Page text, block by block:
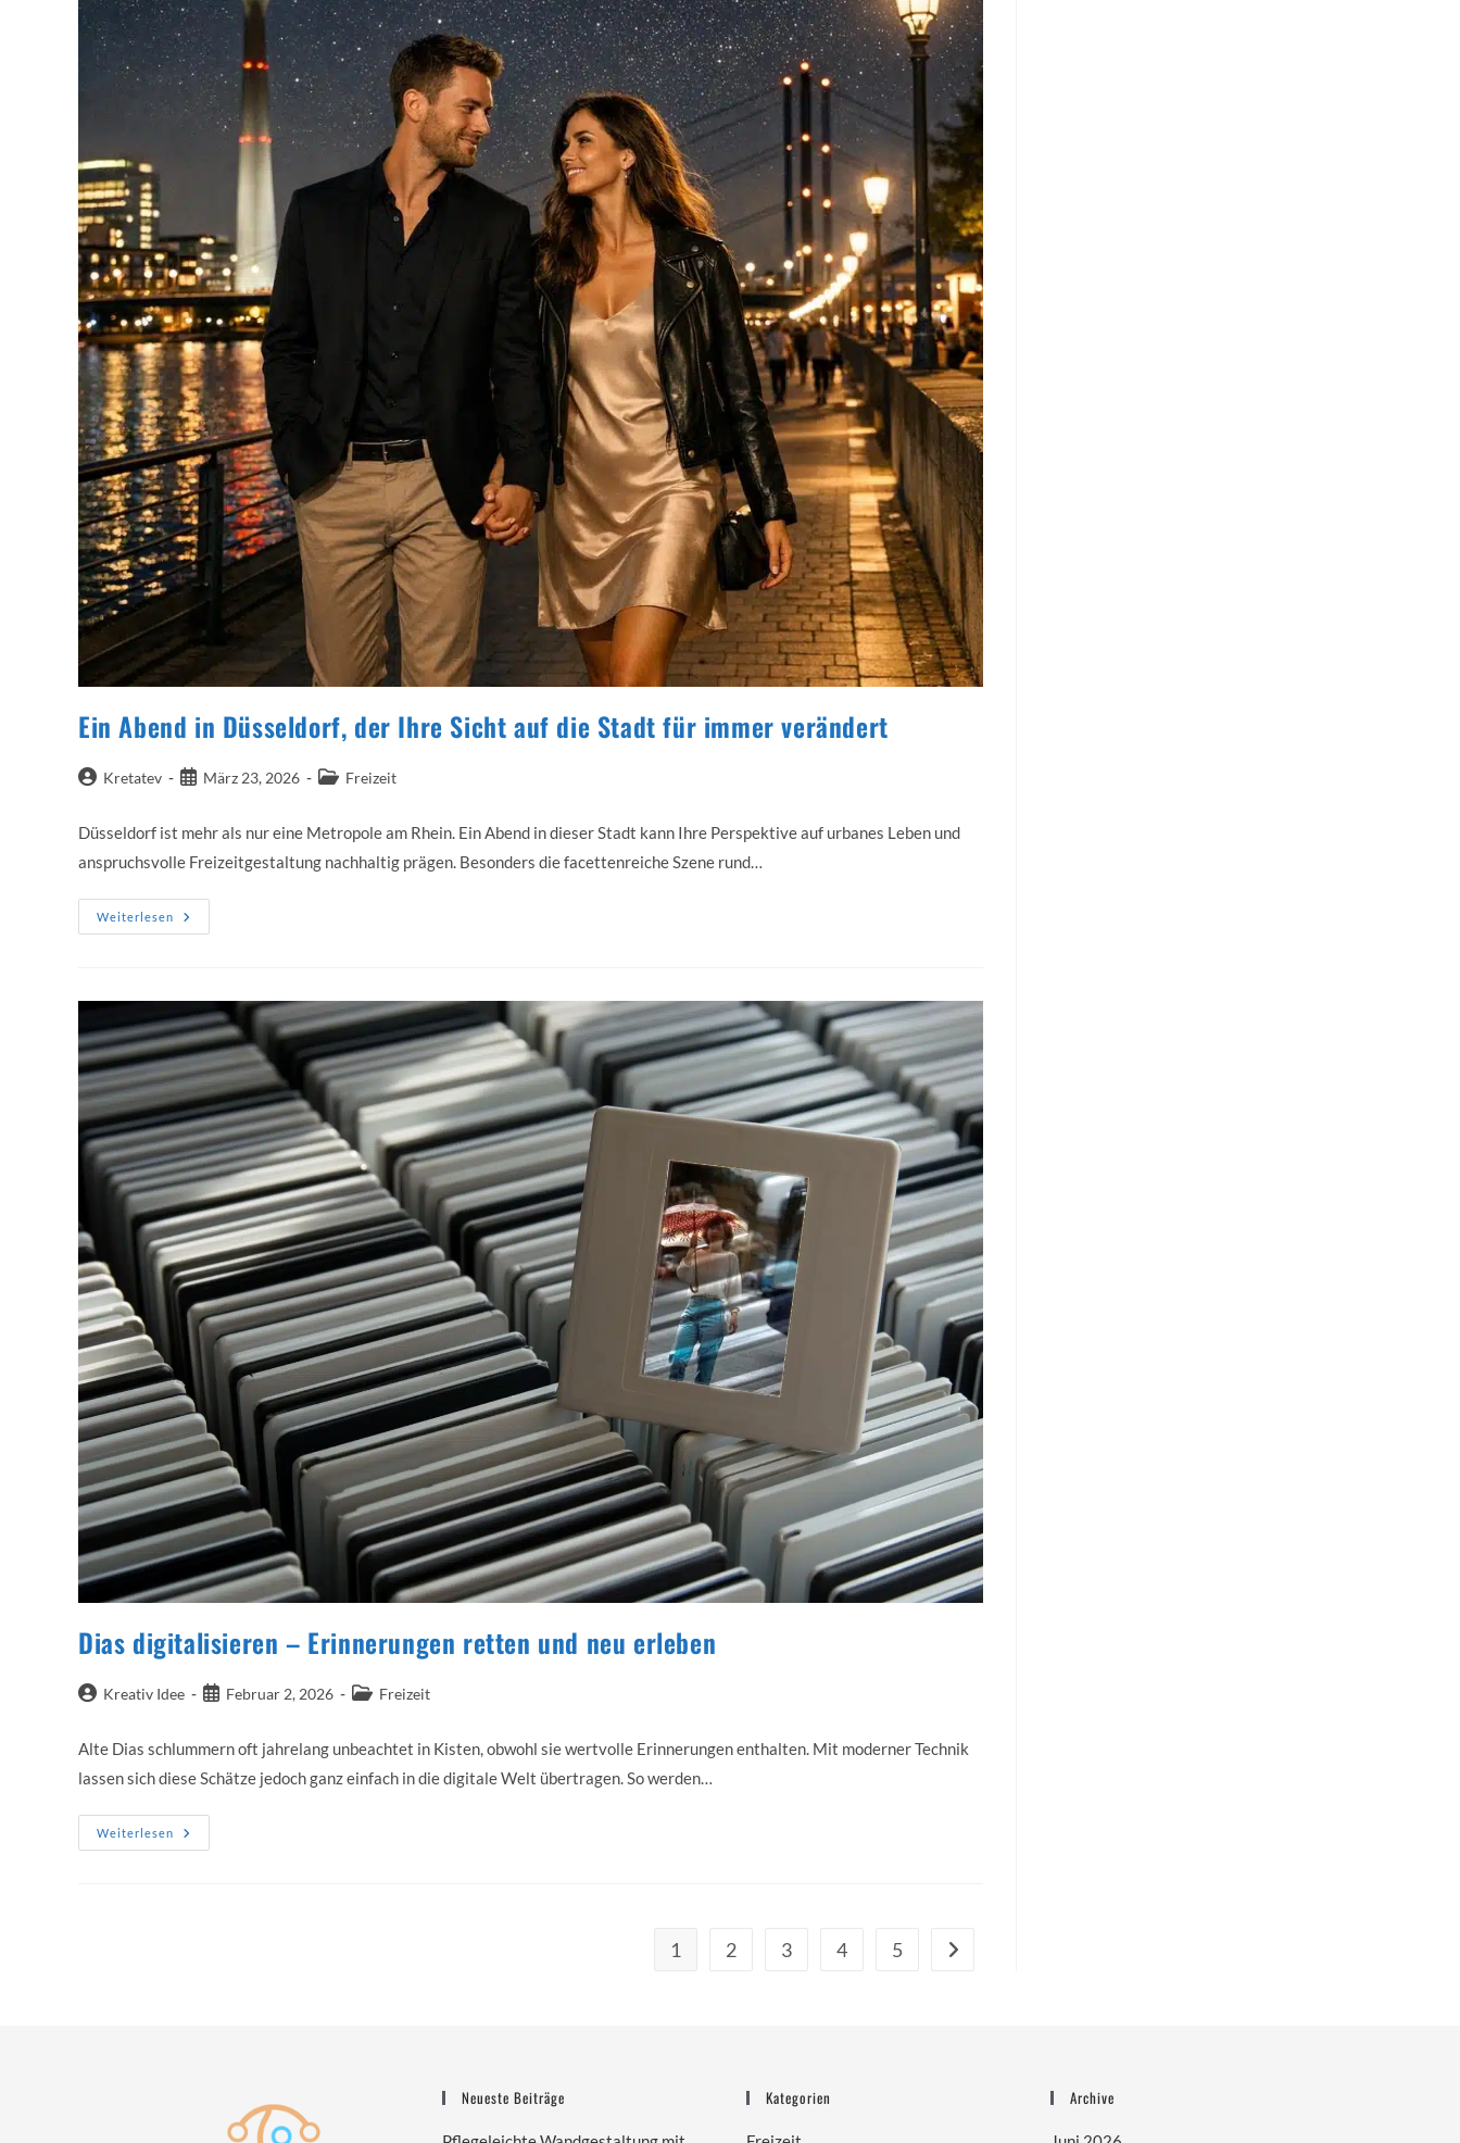
Ein Abend in Düsseldorf, der Ihre Sicht auf die Stadt für immer verändert
Beitrags-
Kretatev
BeitragMärz 23, 2026
Beitrags-
Freizeit
Düsseldorf ist mehr als nur eine Metropole am Rhein. Ein Abend in dieser Stadt kann Ihre Perspektive auf urbanes Leben und
anspruchsvolle Freizeitgestaltung nachhaltig prägen. Besonders die facettenreiche Szene rund…
Weiterlesen
Ein
Abend
Auf
Die
Stadt
Für
Immer
Verändert
Dias digitalisieren – Erinnerungen retten und neu erleben
Beitrags-
Kreativ Idee
BeitragFebruar 2, 2026
Beitrags-
Freizeit
Alte Dias schlummern oft jahrelang unbeachtet in Kisten, obwohl sie wertvolle Erinnerungen enthalten. Mit moderner Technik
lassen sich diese Schätze jedoch ganz einfach in die digitale Welt übertragen. So werden…
Weiterlesen
Dias
Digitalisieren
1 2 3 4 5 Gehe zur nächsten Seite
Neueste Beiträge Kategorien Archive